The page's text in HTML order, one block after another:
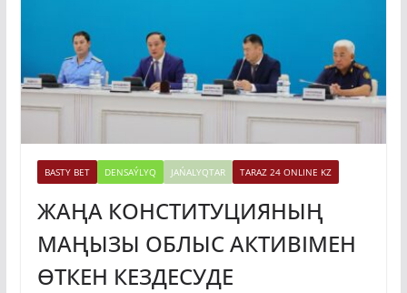
BASTY BET DENSAÝLYQ JAŃALYQTAR TARAZ 24 ONLINE KZ
ЖАҢА КОНСТИТУЦИЯНЫҢ
МАҢЫЗЫ ОБЛЫС АКТИВІМЕН
ӨТКЕН КЕЗДЕСУДЕ